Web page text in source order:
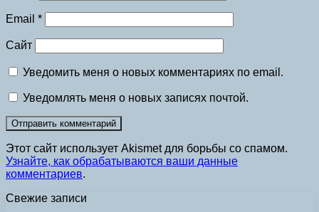
Email *
Сайт
Уведомить меня о новых комментариях по email.
Уведомлять меня о новых записях почтой.
Этот сайт использует Akismet для борьбы со спамом.
Узнайте, как обрабатываются ваши данные
комментариев.
Свежие записи